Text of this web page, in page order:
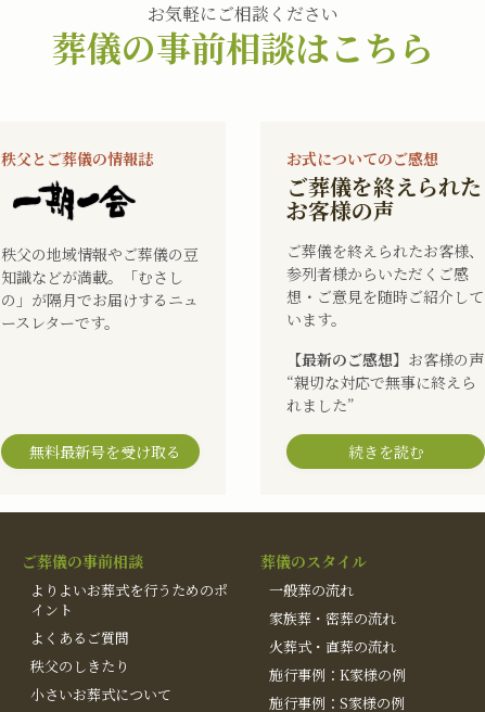
お気軽にご相談ください
葬儀の事前相談はこちら
秩父とご葬儀の情報誌
秩父の地域情報やご葬儀の豆
知識などが満載。「むさし
の」が隔月でお届けするニュ
ースレターです。
無料最新号を受け取る
お式についてのご感想
ご葬儀を終えられた
お客様の声
ご葬儀を終えられたお客様、
参列者様からいただくご感
想・ご意見を随時ご紹介して
います。
【最新のご感想】 お客様の声
“親切な対応で無事に終えら
れました”
続きを読む
ご葬儀の事前相談
よりよいお葬式を行うためのポ
イント
よくあるご質問
秩父のしきたり
小さいお葬式について
葬儀のスタイル
一般葬の流れ
家族葬・密葬の流れ
火葬式・直葬の流れ
施行事例：K家様の例
施行事例：S家様の例